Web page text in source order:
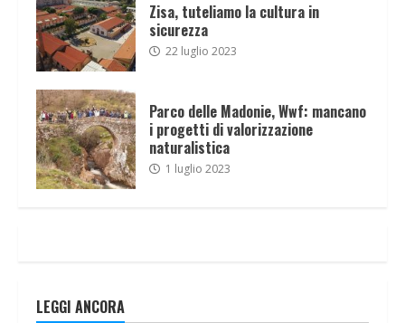
Zisa, tuteliamo la cultura in
sicurezza
22 luglio 2023
Parco delle Madonie, Wwf: mancano
i progetti di valorizzazione
naturalistica
1 luglio 2023
LEGGI ANCORA